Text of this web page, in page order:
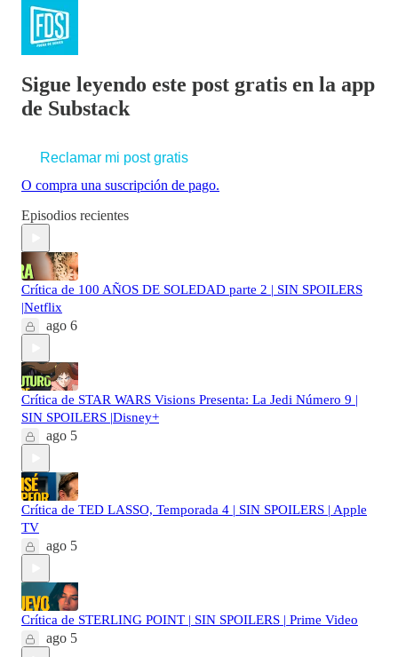
Sigue leyendo este post gratis en la app
de Substack
Reclamar mi post gratis
O compra una suscripción de pago.
Episodios recientes
Crítica de 100 AÑOS DE SOLEDAD parte 2 | SIN SPOILERS
|Netflix
ago 6
Crítica de STAR WARS Visions Presenta: La Jedi Número 9 |
SIN SPOILERS |Disney+
ago 5
Crítica de TED LASSO, Temporada 4 | SIN SPOILERS | Apple
TV
ago 5
Crítica de STERLING POINT | SIN SPOILERS | Prime Video
ago 5